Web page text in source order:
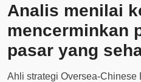
Analis menilai
mencerminkan
pasar yang
Ahli strategi Oversea-